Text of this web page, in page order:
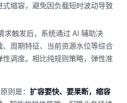
式缩容，避免因负载短时波动导致
求触发后，系统通过 AI 辅助决
、周期特征、当前资源水位等综合
调度。相比纯规则策略，弹性准
则是： 扩容要快、要果断，缩容